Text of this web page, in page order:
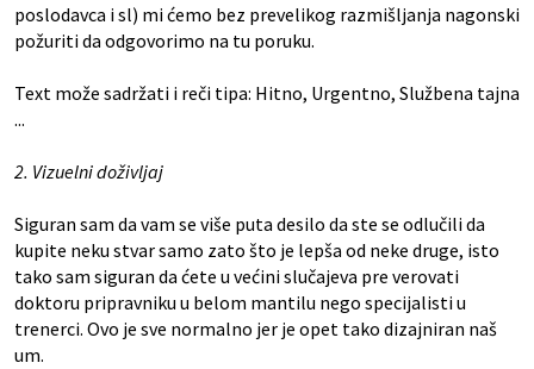
poslodavca i sl) mi ćemo bez prevelikog razmišljanja nagonski
požuriti da odgovorimo na tu poruku.
Text može sadržati i reči tipa: Hitno, Urgentno, Službena tajna
...
2. Vizuelni doživljaj
Siguran sam da vam se više puta desilo da ste se odlučili da
kupite neku stvar samo zato što je lepša od neke druge, isto
tako sam siguran da ćete u većini slučajeva pre verovati
doktoru pripravniku u belom mantilu nego specijalisti u
trenerci. Ovo je sve normalno jer je opet tako dizajniran naš
um.